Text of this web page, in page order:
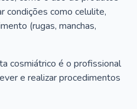
condições como celulite,
(rugas, manchas,
cosmiátrico é o profissional
e realizar procedimentos